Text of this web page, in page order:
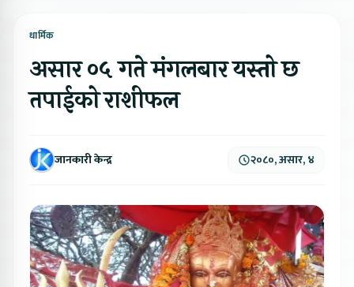
धार्मिक
असार ०५ गते मंगलबार यस्तो छ
तपाईको राशीफल
जानकारी केन्द्र २०८०, असार, ४